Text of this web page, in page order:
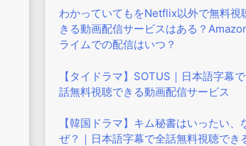
わかっていてもをNetflix以外で無料視
きる動画配信サービスはある？
ライムでの配信はいつ？
【タイドラマ】SOTUS｜日本語字幕
話無料視聴できる動画配信サービス
【韓国ドラマ】キム秘書はいったい、
ぜ？｜日本語字幕で全話無料視聴でき